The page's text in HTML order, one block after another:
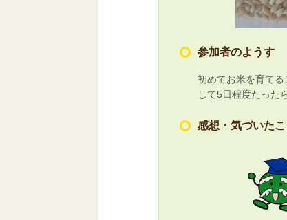
参加者のようす
初めてお米を育て
して5日程度たった
感想・気づいた